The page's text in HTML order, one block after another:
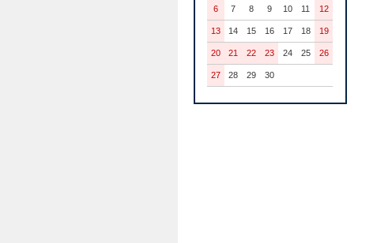
6 7 8 9 10 11 12
13 14 15 16 17 18 19
20 21 22 23 24 25 26
27 28 29 30